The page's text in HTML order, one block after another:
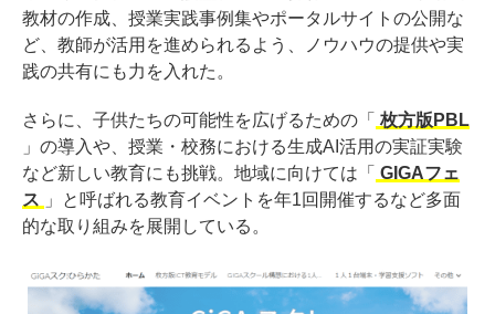
教材の作成、授業実践事例集やポータルサイトの公開な
ど、教師が活用を進められるよう、ノウハウの提供や実
践の共有にも力を入れた。
さらに、子供たちの可能性を広げるための「 枚方版PBL
」の導入や、授業・校務における生成AI活用の実証実験
など新しい教育にも挑戦。地域に向けては「 GIGAフェ
ス
」と呼ばれる教育イベントを年1回開催するなど多面
的な取り組みを展開している。